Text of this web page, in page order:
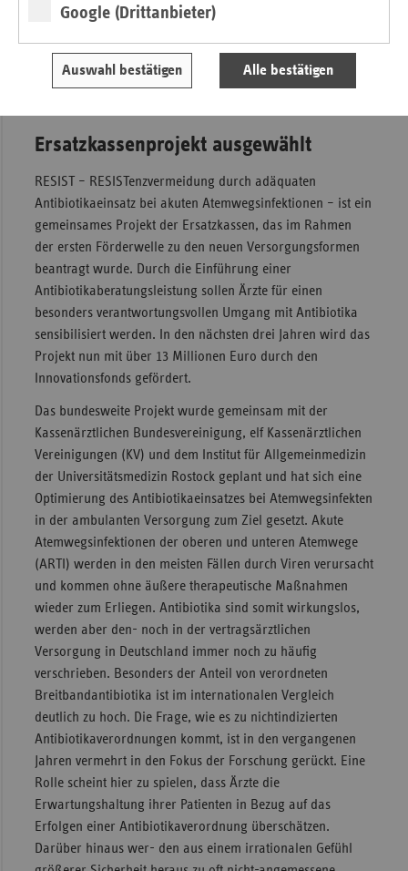
Google (Drittanbieter)
Auswahl bestätigen Alle bestätigen
Versorgungsmodelle für Menschen mit Behinderung ein.
Jahr 2017 erfolgen. Im nächsten Jahr wird zudem die Arbeit
des Innovationsfonds durch den Beginn neuer
Ersatzkassenprojekt ausgewählt
RESIST – RESISTenzvermeidung durch adäquaten
Antibiotikaeinsatz bei akuten Atemwegsinfektionen – ist ein
gemeinsames Projekt der Ersatzkassen, das im Rahmen
der ersten Förderwelle zu den neuen Versorgungsformen
beantragt wurde. Durch die Einführung einer
Antibiotikaberatungsleistung sollen Ärzte für einen
besonders verantwortungsvollen Umgang mit Antibiotika
sensibilisiert werden. In den nächsten drei Jahren wird das
Projekt nun mit über 13 Millionen Euro durch den
Innovationsfonds gefördert.
Das bundesweite Projekt wurde gemeinsam mit der
Kassenärztlichen Bundesvereinigung, elf Kassenärztlichen
Vereinigungen (KV) und dem Institut für Allgemeinmedizin
der Universitätsmedizin Rostock geplant und hat sich eine
Optimierung des Antibiotikaeinsatzes bei Atemwegsinfekten
in der ambulanten Versorgung zum Ziel gesetzt. Akute
Atemwegsinfektionen der oberen und unteren Atemwege
(ARTI) werden in den meisten Fällen durch Viren verursacht
und kommen ohne äußere therapeutische Maßnahmen
wieder zum Erliegen. Antibiotika sind somit wirkungslos,
werden aber den- noch in der vertragsärztlichen
Versorgung in Deutschland immer noch zu häufig
verschrieben. Besonders der Anteil von verordneten
Breitbandantibiotika ist im internationalen Vergleich
deutlich zu hoch. Die Frage, wie es zu nichtindizierten
Antibiotikaverordnungen kommt, ist in den vergangenen
Jahren vermehrt in den Fokus der Forschung gerückt. Eine
Rolle scheint hier zu spielen, dass Ärzte die
Erwartungshaltung ihrer Patienten in Bezug auf das
Erfolgen einer Antibiotikaverordnung überschätzen.
Darüber hinaus wer- den aus einem irrationalen Gefühl